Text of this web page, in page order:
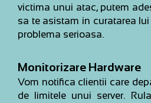
victima unui atac, putem
sa te asistam in curatarea
problema serioasa.
Monitorizare Hardware
Vom notifica clientii care
de limitele unui server.